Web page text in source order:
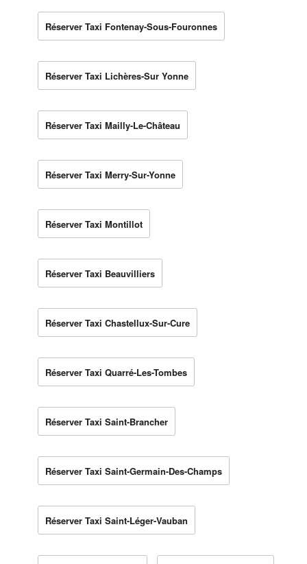
Réserver Taxi Fontenay-Sous-Fouronnes
Réserver Taxi Lichères-Sur Yonne
Réserver Taxi Mailly-Le-Château
Réserver Taxi Merry-Sur-Yonne
Réserver Taxi Montillot
Réserver Taxi Beauvilliers
Réserver Taxi Chastellux-Sur-Cure
Réserver Taxi Quarré-Les-Tombes
Réserver Taxi Saint-Brancher
Réserver Taxi Saint-Germain-Des-Champs
Réserver Taxi Saint-Léger-Vauban